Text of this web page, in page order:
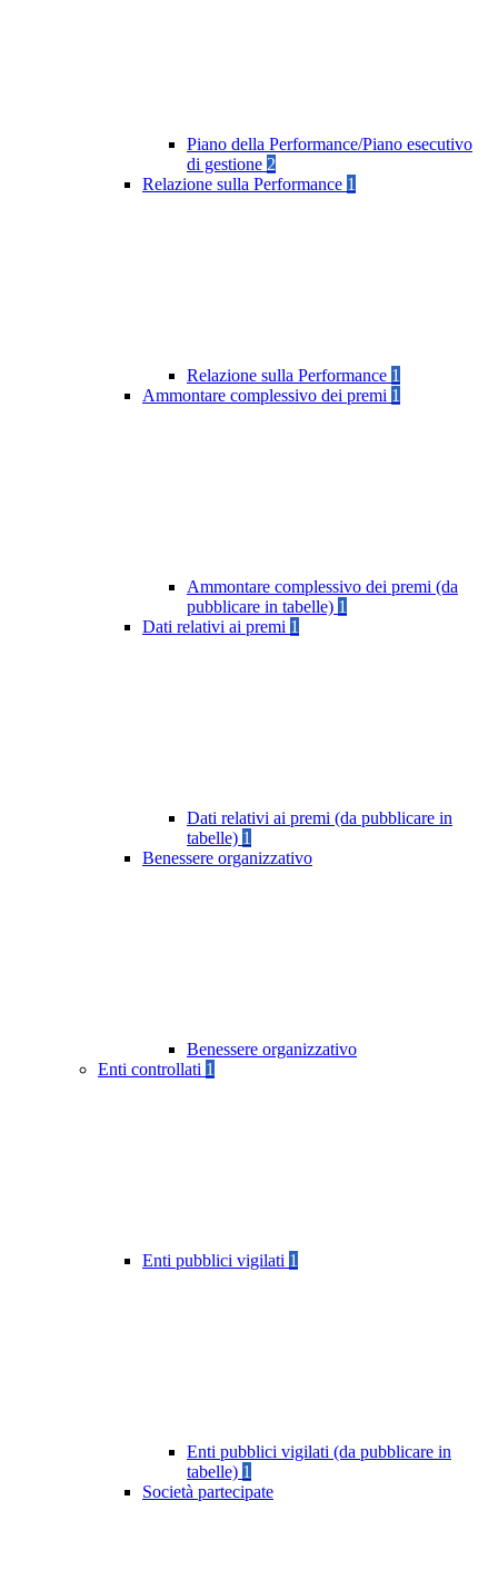
Piano della Performance/Piano esecutivo
di gestione 2
Relazione sulla Performance 1
Relazione sulla Performance 1
Ammontare complessivo dei premi 1
Ammontare complessivo dei premi (da
pubblicare in tabelle) 1
Dati relativi ai premi 1
Dati relativi ai premi (da pubblicare in
tabelle) 1
Benessere organizzativo
Benessere organizzativo
Enti controllati 1
Enti pubblici vigilati 1
Enti pubblici vigilati (da pubblicare in
tabelle) 1
Società partecipate